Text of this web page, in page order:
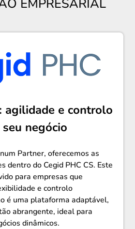
EMPRESARIAL
agilidade e controlo
negócio
Partner, oferecemos as
dentro do Cegid PHC CS. Este
para empresas que
e controlo
é uma plataforma adaptável,
abrangente, ideal para
dinâmicos.